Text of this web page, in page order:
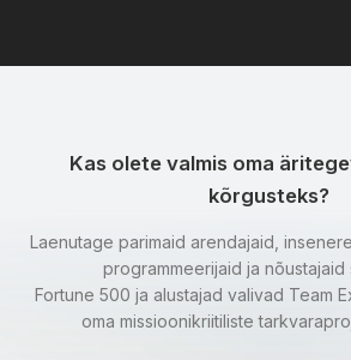
Kas olete valmis oma
kõrgusteks?
Laenutage parimaid arendajaid,
programmeerijaid ja nõustajaid
Fortune 500 ja alustajad valivad Team
oma missioonikriitiliste